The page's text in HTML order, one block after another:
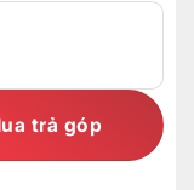
trả góp